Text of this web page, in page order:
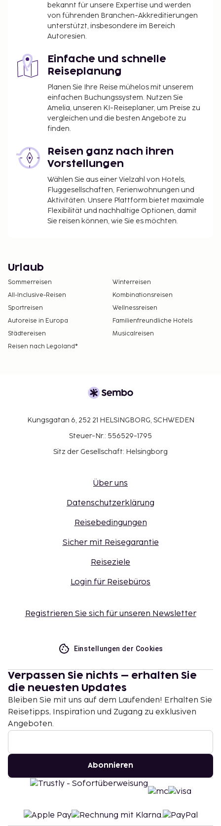
bekannt für unsere Expertise und werden
von führenden Branchen-Akkreditierungen
unterstützt, insbesondere im Bereich
Autoresien.
Einfache und schnelle
Reiseplanung
Planen Sie Ihre Reise mühelos mit unserem
einfachen Buchungssystem. Nutzen Sie
Amelia, unseren KI-Reiseplaner, um Preise zu
vergleichen und die besten Angebote zu
finden.
Reisen ganz nach ihren
Vorstellungen
Wählen Sie aus einer Vielzahl von Hotels,
Fluggesellschaften, Ferienwohnungen und
Aktivitäten. Unsere Plattform bietet maximale
Flexibilität und nachhaltige Optionen, damit
Sie reisen können, wie Sie es möchten.
Urlaub
Sommerreisen
Winterreisen
All-Inclusive-Reisen
Kombinationsreisen
Sportreisen
Wellnessreisen
Autoreise in Europa
Familienfreundliche Hotels
Städtereisen
Musicalreisen
Reisen nach Legoland®
Kungsgatan 6, 252 21 HELSINGBORG, SCHWEDEN
Steuer-Nr.: 556529-1795
Sitz der Gesellschaft: Helsingborg
Über uns
Datenschutzerklärung
Reisebedingungen
Sicher mit Reisegarantie
Reiseziele
Login für Reisebüros
Registrieren Sie sich für unseren Newsletter
Einstellungen der Cookies
Verpassen Sie nichts – erhalten Sie
die neuesten Updates
Bleiben Sie mit uns auf dem Laufenden! Erhalten Sie
Reisetipps, Inspiration und Zugang zu exklusiven
Angeboten.
Abonnieren